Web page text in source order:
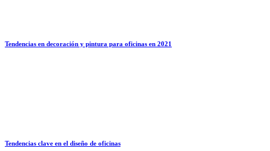
Tendencias en decoración y pintura para oficinas en 2021
Tendencias clave en el diseño de oficinas